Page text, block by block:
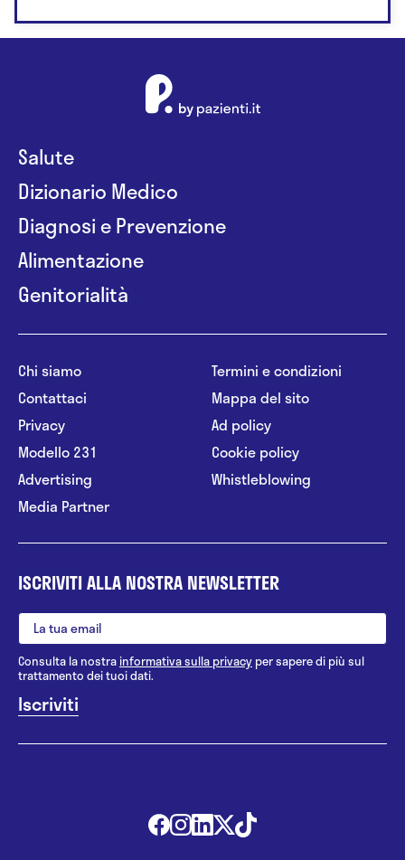
Salute
Dizionario Medico
Diagnosi e Prevenzione
Alimentazione
Genitorialità
Chi siamo
Contattaci
Privacy
Modello 231
Advertising
Media Partner
Termini e condizioni
Mappa del sito
Ad policy
Cookie policy
Whistleblowing
ISCRIVITI ALLA NOSTRA NEWSLETTER
Consulta la nostrainformativa sulla privacy per sapere di più sul
trattamento dei tuoi dati.